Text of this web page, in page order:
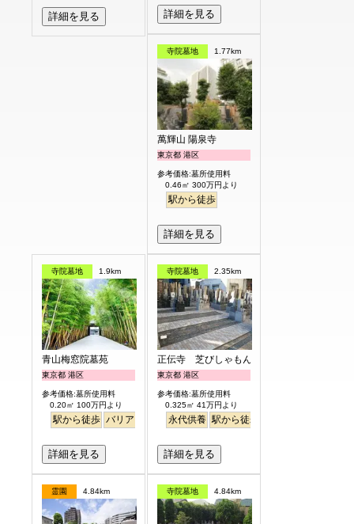
詳細を見る 詳細を見る
寺院墓地 1.77km
萬輝山 陽泉寺
東京都 港区
参考価格:墓所使用料
0.46㎡ 300万円より
駅から徒歩
詳細を見る
寺院墓地 1.9km
青山梅窓院墓苑
東京都 港区
参考価格:墓所使用料
0.20㎡ 100万円より
駅から徒歩 バリアフリー 永代供養 樹木葬 明るい
詳細を見る
寺院墓地 2.35km
正伝寺 芝びしゃもん浄苑
東京都 港区
参考価格:墓所使用料
0.325㎡ 41万円より
永代供養 駅から徒歩
詳細を見る
霊園 4.84km 寺院墓地 4.84km